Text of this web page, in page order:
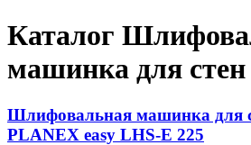
Каталог
машинка для стен
Шлифовальная машинка для
PLANEX easy LHS-E 225